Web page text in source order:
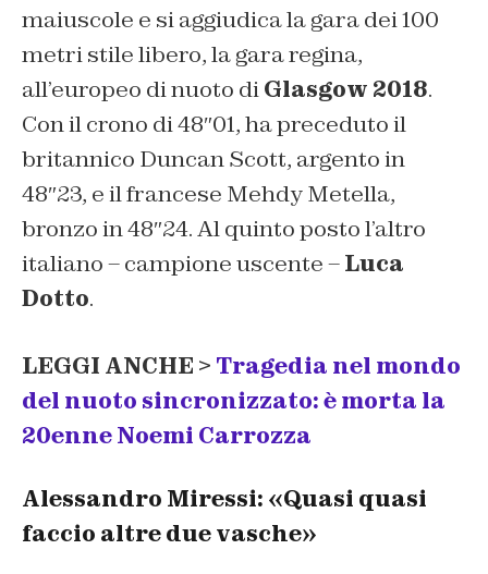
maiuscole e si aggiudica la gara dei 100
metri stile libero, la gara regina,
all’europeo di nuoto diGlasgow 2018.
Con il crono di 48″01, ha preceduto il
britannico Duncan Scott, argento in
48″23, e il francese Mehdy Metella,
bronzo in 48″24. Al quinto posto l’altro
italiano – campione uscente –Luca
Dotto.
LEGGI ANCHE > Tragedia nel mondo
del nuoto sincronizzato: è morta la
20enne Noemi Carrozza
Alessandro Miressi: «Quasi quasi
faccio altre due vasche»